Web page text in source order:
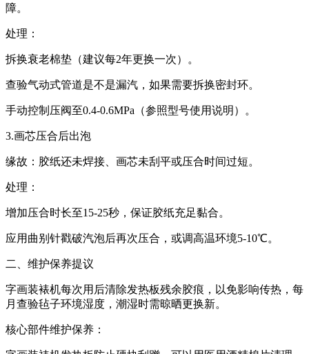
障。
处理：
拆换衰老棉垫（建议每2年更换一次）。
查验气动式管道是不是漏汽，如果需要拆换密封环。
手动控制压阀至0.4-0.6MPa（参照型号使用说明）。
3.画芯压合后出泡
缘故：胶纸还未焊接、画芯未刮平或压合时间过短。
处理：
增加压合时长至15-25秒，保证胶纸充足黏合。
应用曲别针戳破汽泡后再次压合，或调高温环境5-10℃。
二、维护保养提议
字画装裱机每次用后清除发热板残余胶痕，以免影响传热，每
月查验毡子环境湿度，潮湿时需晾晒更换新。
核心部件维护保养：